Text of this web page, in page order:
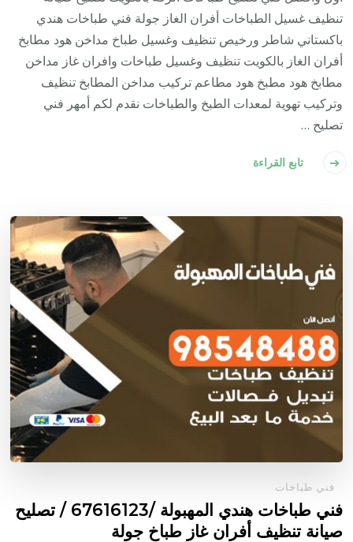
تنظيف غسيل الطباخات أفران الغاز جولة فني طباخات هندي
باكستاني شاطر ورخيص تنظيف وغسيل طباخ مداخن هود مطابخ
أفران الغاز بالكويت تنظيف وغسيل طباخات وافران غاز مداخن
مطابخ هود مطبخ هود مطاعم تركيب مداخن المطابخ تنظيف
وتركيب تهوية لمعدات الطبخ والطباخات نقدم لكم أمهر فني
تصليح …
تابع القراءة
فني طباخات
فني طباخات هندي المهبولة /67616123 / تصليح
صيانة تنظيف أفران غاز طباخ جولة